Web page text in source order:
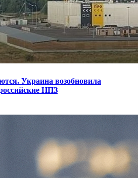
Украина возобновила
НПЗ